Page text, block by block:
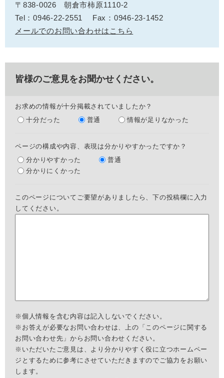
〒838-0026
朝倉市柿原1110-2
Tel：0946-22-2551
Fax：0946-23-1452
メールでのお問い合わせはこちら
皆様のご意見をお聞かせください。
お求めの情報が十分掲載されていましたか？
十分だった
普通 情報が足りなかった
ページの構成や内容、表現は分かりやすかったですか？
分かりやすかった
普通
分かりにくかった
このページについてご要望がありましたら、下の投稿欄に入力
してください。
※個人情報を含む内容は記入しないでください。
※お答えが必要なお問い合わせは、上の「このページに関する
お問い合わせ先」からお問い合わせください。
※いただいたご意見は、より分かりやすく役に立つホームペー
ジとするために参考にさせていただきますのでご協力をお願い
します。